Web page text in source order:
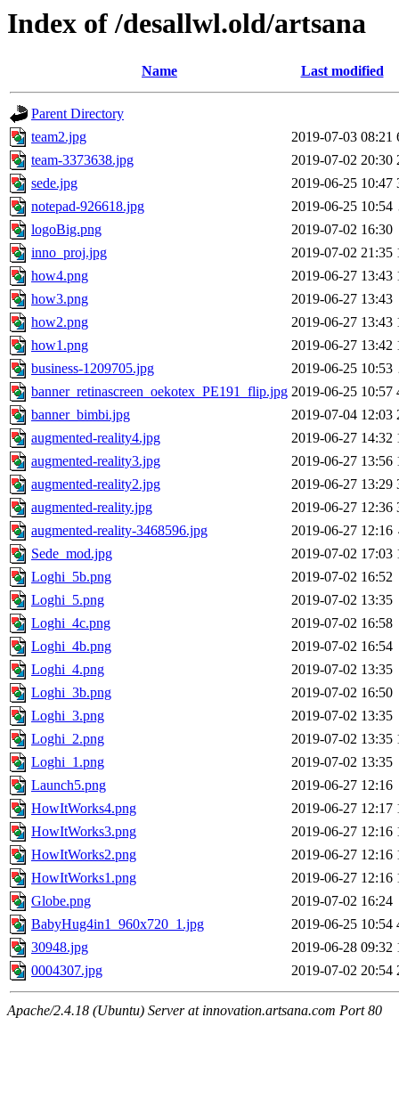
Index of /desallwl.old/artsana
Name Last modified
Parent Directory
team2.jpg
2019-07-03 08:21
team-3373638.jpg
2019-07-02 20:30
sede.jpg
2019-06-25 10:47
notepad-926618.jpg
2019-06-25 10:54
logoBig.png
2019-07-02 16:30
inno_proj.jpg
2019-07-02 21:35
how4.png
2019-06-27 13:43
how3.png
2019-06-27 13:43
how2.png
2019-06-27 13:43
how1.png
2019-06-27 13:42
business-1209705.jpg
2019-06-25 10:53
banner_retinascreen_oekotex_PE191_flip.jpg 2019-06-25 10:57
banner_bimbi.jpg
2019-07-04 12:03
augmented-reality4.jpg
2019-06-27 14:32
augmented-reality3.jpg
2019-06-27 13:56
augmented-reality2.jpg
2019-06-27 13:29
augmented-reality.jpg
2019-06-27 12:36
augmented-reality-3468596.jpg
2019-06-27 12:16
Sede_mod.jpg
2019-07-02 17:03
Loghi_5b.png
2019-07-02 16:52
Loghi_5.png
2019-07-02 13:35
Loghi_4c.png
2019-07-02 16:58
Loghi_4b.png
2019-07-02 16:54
Loghi_4.png
2019-07-02 13:35
Loghi_3b.png
2019-07-02 16:50
Loghi_3.png
2019-07-02 13:35
Loghi_2.png
2019-07-02 13:35
Loghi_1.png
2019-07-02 13:35
Launch5.png
2019-06-27 12:16
HowItWorks4.png
2019-06-27 12:17
HowItWorks3.png
2019-06-27 12:16
HowItWorks2.png
2019-06-27 12:16
HowItWorks1.png
2019-06-27 12:16
Globe.png
2019-07-02 16:24
BabyHug4in1_960x720_1.jpg
2019-06-25 10:54
30948.jpg
2019-06-28 09:32
0004307.jpg
2019-07-02 20:54
Apache/2.4.18 (Ubuntu) Server at innovation.artsana.com Port 80